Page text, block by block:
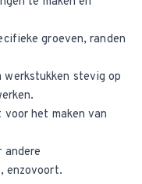
groeven, randen
werkstukken stevig op
het maken van
andere
enzovoort.